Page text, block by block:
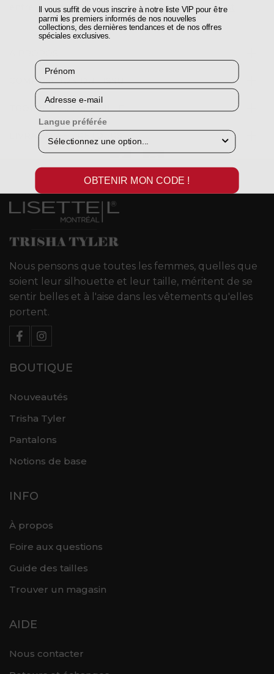
Tuesday, 11th AugustetMonday, 17th August
COMPOSITION DU TISSU
TROUVEZ VOTRE TAILLE
LIVRAISON ET RETOURS
Nous pensons que toutes les femmes, quelles que
soient leur silhouette et leur taille, méritent de se
sentir belles et à l'aise dans les vêtements qu'elles
portent.
BOUTIQUE
Nouveautés
Trisha Tyler
Pantalons
Notions de base
INFO
À propos
Foire aux questions
Guide des tailles
Trouver un magasin
AIDE
Nous contacter
Il vous suffit de vous inscrire à notre liste VIP pour être
parmi les premiers informés de nos nouvelles
collections, des dernières tendances et de nos offres
spéciales exclusives.
Prénom
Courriel
Langue préférée
OBTENIR MON CODE !